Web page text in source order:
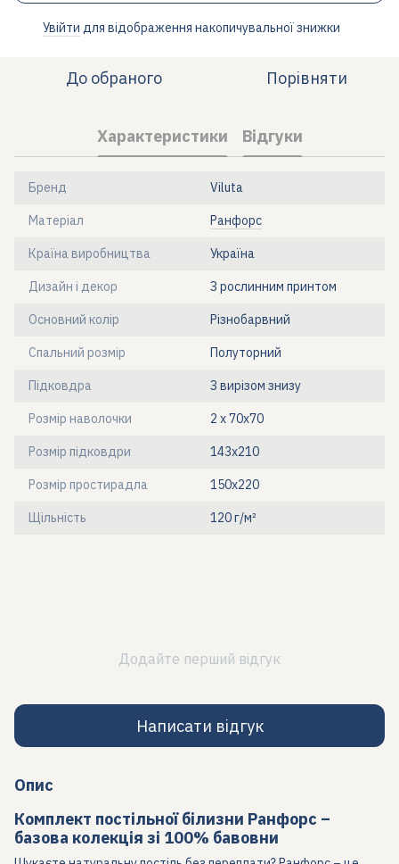
Увійти для відображення накопичувальної знижки
До обраного Порівняти
Характеристики Відгуки
Бренд Viluta
Матеріал Ранфорс
Країна виробництва Україна
Дизайн і декор З рослинним принтом
Основний колір Різнобарвний
Спальний розмір Полуторний
Підковдра З вирізом знизу
Розмір наволочки 2 х 70х70
Розмір підковдри 143x210
Розмір простирадла 150х220
Щільність 120 г/м²
Додайте перший відгук
Написати відгук
Опис
Комплект постільної білизни Ранфорс –
базова колекція зі 100% бавовни